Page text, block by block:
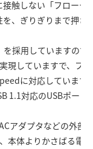
触しない「フローテ
、ぎりぎりまで押
採用していますので
現していますで、フ
に対応しています
1.1対応のUSBポート
アダプタなどの外部
本体よりかさばる電